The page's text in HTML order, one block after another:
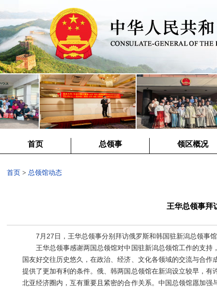
首页 总领事 领区概况
首页 > 总领馆动态
王华总领事拜
7月27日，王华总领事分别拜访俄罗斯和韩国驻新潟总领事馆
王华总领事感谢两国总领馆对中国驻新潟总领馆工作的支持
国友好交往历史悠久，在政治、经济、文化各领域的交流与合
提供了更加有利的条件。俄、韩两国总领馆在新潟设立较早，
北亚经济圈内，互有重要且紧密的合作关系。中国总领馆愿加